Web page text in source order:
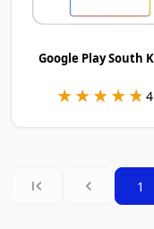
Google Play South
★★★★★
★★★★★
1